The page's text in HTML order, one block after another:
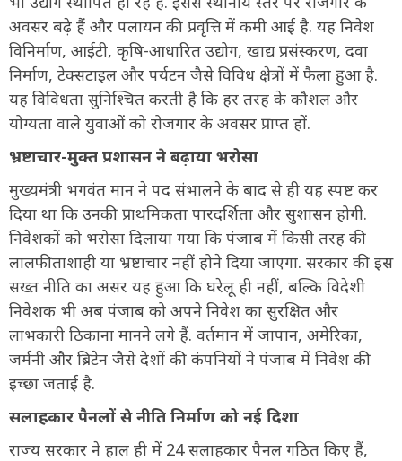
अवसर बढ़े हैं और पलायन की प्रवृत्ति में कमी आई है. यह निवेश
विनिर्माण, आईटी, कृषि-आधारित उद्योग, खाद्य प्रसंस्करण, दवा
निर्माण, टेक्सटाइल और पर्यटन जैसे विविध क्षेत्रों में फैला हुआ है.
यह विविधता सुनिश्चित करती है कि हर तरह के कौशल और
योग्यता वाले युवाओं को रोजगार के अवसर प्राप्त हों.
भ्रष्टाचार-मुक्त प्रशासन ने बढ़ाया भरोसा
मुख्यमंत्री भगवंत मान ने पद संभालने के बाद से ही यह स्पष्ट कर
दिया था कि उनकी प्राथमिकता पारदर्शिता और सुशासन होगी.
निवेशकों को भरोसा दिलाया गया कि पंजाब में किसी तरह की
लालफीताशाही या भ्रष्टाचार नहीं होने दिया जाएगा. सरकार की इस
सख्त नीति का असर यह हुआ कि घरेलू ही नहीं, बल्कि विदेशी
निवेशक भी अब पंजाब को अपने निवेश का सुरक्षित और
लाभकारी ठिकाना मानने लगे हैं. वर्तमान में जापान, अमेरिका,
जर्मनी और ब्रिटेन जैसे देशों की कंपनियों ने पंजाब में निवेश की
इच्छा जताई है.
सलाहकार पैनलों से नीति निर्माण को नई दिशा
राज्य सरकार ने हाल ही में 24 सलाहकार पैनल गठित किए हैं,